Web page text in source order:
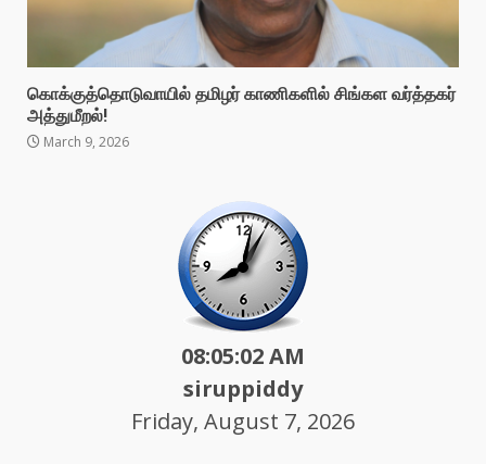
கொக்குத்தொடுவாயில் தமிழர் காணிகளில் சிங்கள வர்த்தகர்
அத்துமீறல்!
March 9, 2026
08:05:04 AM
siruppiddy
Friday, August 7, 2026